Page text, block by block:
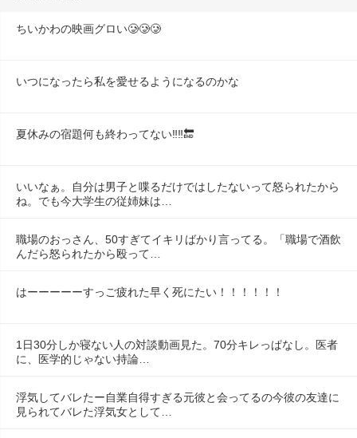
ちいかわの映画グロい🥲🥲🥲
いつになったら私を愛せるようになるのかな
夏休みの宿題何も終わってない‼️‼️🔚
いいなぁ。自分は男子と喋るだけではしたないって怒られたから
ね。でも今大学生の従姉妹は…
職場のおっさん、50すぎてイキリばかり言ってる。「職場で酒飲
んだら怒られたから殴って…
はーーーーーすっご疲れた早く死にたい！！！！！！
1日30分しか寝ない人の対談動画見た。70分キレっぱなし。医者
に、医学的じゃない持論…
浮気してバレたー自業自得すぎる元彼と会ってるの今彼の友達に
見られてバレた浮気女として…